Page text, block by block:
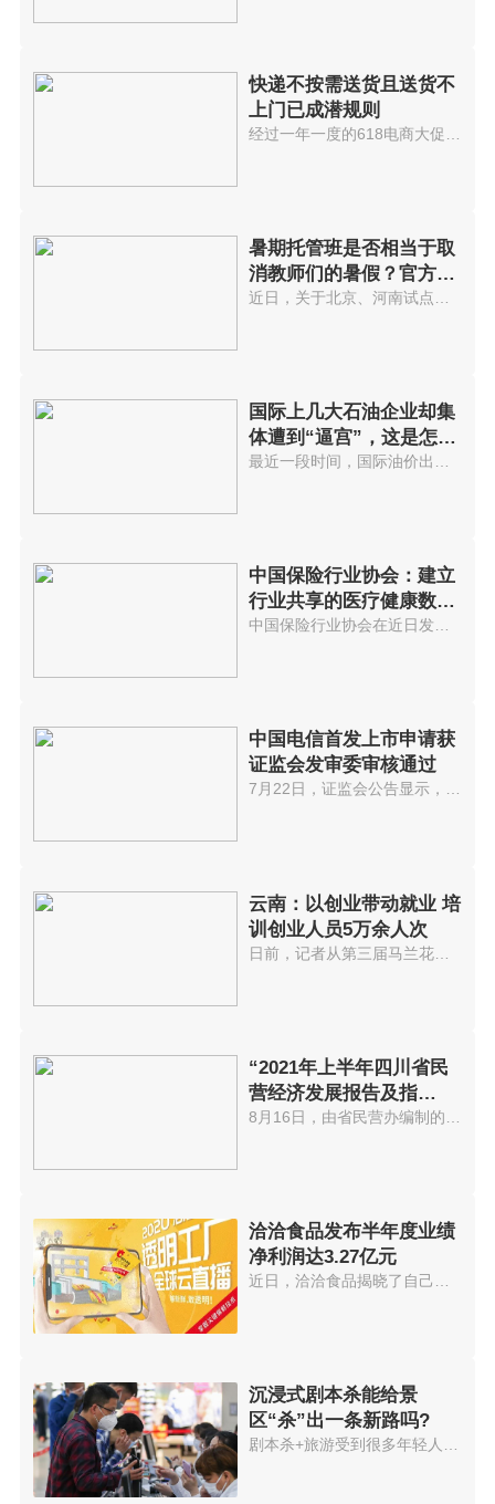
快递不按需送货且送货不
上门已成潜规则
暑期托管班是否相当于取
消教师们的暑假？官方回
应...
国际上几大石油企业却集
体遭到“逼宫”，这是怎么
回事?
中国保险行业协会：建立
行业共享的医疗健康数据
库
中国保险行业协会在近日发布的《...
中国电信首发上市申请获
证监会发审委审核通过
7月22日，证监会公告显示，中国...
云南：以创业带动就业 培
训创业人员5万余人次
日前，记者从第三届马兰花全国创...
“2021年上半年四川省民
营经济发展报告及指
数”出炉
洽洽食品发布半年度业绩
净利润达3.27亿元
沉浸式剧本杀能给景
区“杀”出一条新路吗?